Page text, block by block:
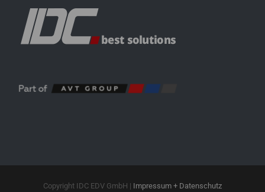
Copyright IDC EDV GmbH | Impressum + Datenschutz